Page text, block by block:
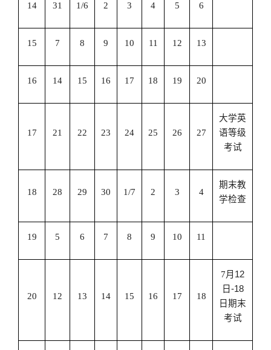
14 31 1/6 2 3 4 5 6
15 7 8 9 10 11 12 13
16 14 15 16 17 18 19 20
17 21 22 23 24 25 26 27
大学英
语等级
考试
18 28 29 30 1/7 2 3 4
期末教
学检查
19 5 6 7 8 9 10 11
20 12 13 14 15 16 17 18
7月 12
日 -18
日期末
考试